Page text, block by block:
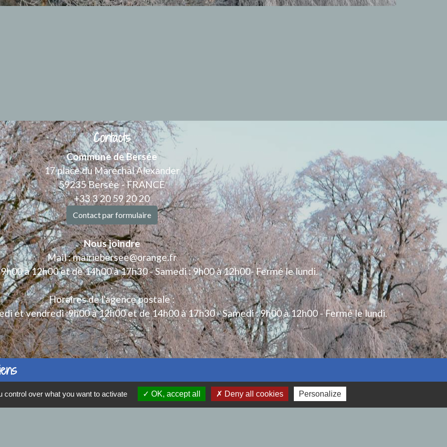
Contacts
Commune de Bersée
17 place du Maréchal Alexander
59235 Bersée - FRANCE
+33 3 20 59 20 20
Contact par formulaire
Nous joindre
Mail : mairiebersee@orange.fr
à 12h00 et de 14h00 à 17h30 - Samedi : 9h00 à 12h00- Fermé le lundi.
.
Horaires de l'agence postale :
et vendredi :9h00 à 12h00 et de 14h00 à 17h30 - Samedi : 9h00 à 12h00 - Fermé le lundi.
over what you want to activate OK, accept all Deny all cookies Personalize